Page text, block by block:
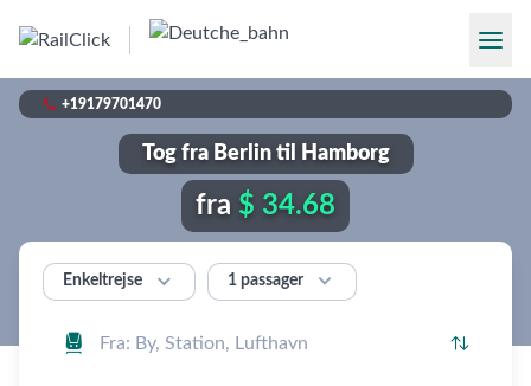
 +19179701470
Tog fra Berlin til Hamborg
fra $ 34.68
Enkeltrejse  1 passager 
 